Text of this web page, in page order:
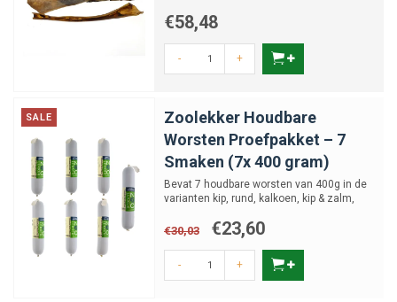
€58,48
- +
SALE
Zoolekker Houdbare
Worsten Proefpakket – 7
Smaken (7x 400 gram)
Bevat 7 houdbare worsten van 400g in de
varianten kip, rund, kalkoen, kip & zalm,
€30,03 €23,60
- +